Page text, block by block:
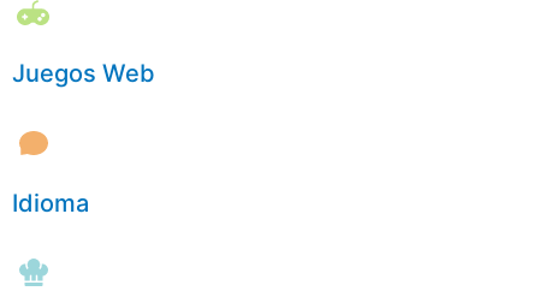
Juegos Web
Idioma